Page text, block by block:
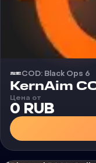
COD: Black Ops 6
Чит
KernAim
Цена от
0 RUB